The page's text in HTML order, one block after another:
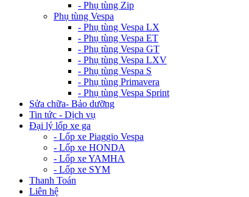
- Phụ tùng Zip
Phụ tùng Vespa
- Phụ tùng Vespa LX
- Phụ tùng Vespa ET
- Phụ tùng Vespa GT
- Phụ tùng Vespa LXV
- Phụ tùng Vespa S
- Phụ tùng Primavera
- Phụ tùng Vespa Sprint
Sửa chữa- Bảo dưỡng
Tin tức - Dịch vụ
Đại lý lốp xe ga
- Lốp xe Piaggio Vespa
- Lốp xe HONDA
- Lốp xe YAMHA
- Lốp xe SYM
Thanh Toán
Liên hệ